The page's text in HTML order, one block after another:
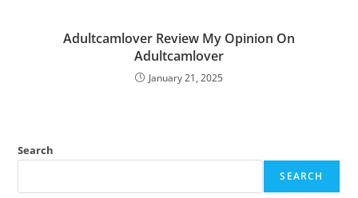
Adultcamlover Review My Opinion On
Adultcamlover
January 21, 2025
Search
SEARCH